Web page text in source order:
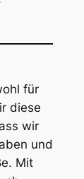
für
diese
wir
und
Mit